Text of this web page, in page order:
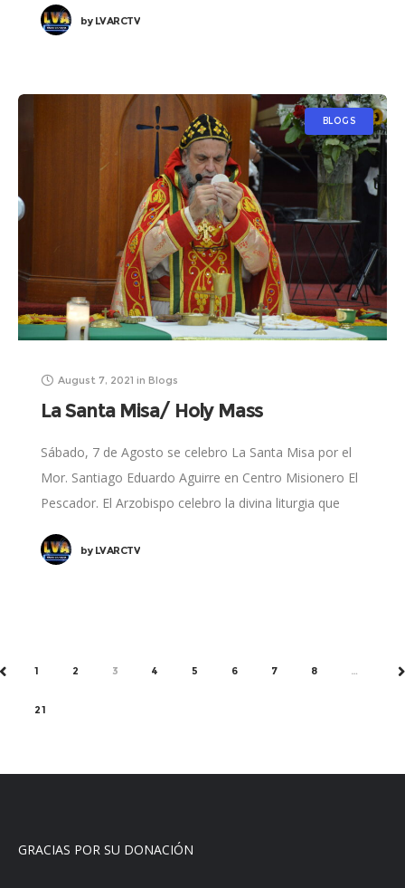
byLVARCTV
BLOGS
August 7, 2021 in Blogs
La Santa Misa/ Holy Mass
Sábado, 7 de Agosto se celebro La Santa Misa por el
Mor. Santiago Eduardo Aguirre en Centro Misionero El
Pescador. El Arzobispo celebro la divina liturgia que
byLVARCTV
PREV1 2 3 4 5 6 7 8 …
21
GRACIAS POR SU DONACIÓN